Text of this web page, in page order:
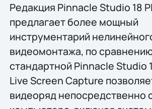
Редакция Pinnacle Studio 18
предлагает более мощный
инструментарий
видеомонтажа, по
стандартной Pinnacle Studio
Live Screen Capture
видеоряд непосредственно